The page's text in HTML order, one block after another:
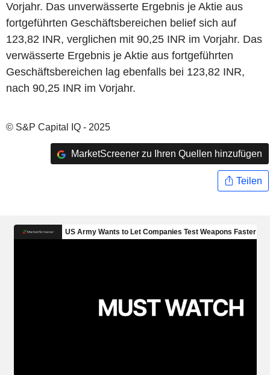
Vorjahr. Das unverwässerte Ergebnis je Aktie aus
fortgeführten Geschäftsbereichen belief sich auf
123,82 INR, verglichen mit 90,25 INR im Vorjahr. Das
verwässerte Ergebnis je Aktie aus fortgeführten
Geschäftsbereichen lag ebenfalls bei 123,82 INR,
nach 90,25 INR im Vorjahr.
© S&P Capital IQ - 2025
MarketScreener zu Ihren Quellen hinzufügen
Teilen